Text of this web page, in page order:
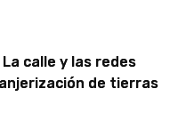
La calle y las redes
de tierras